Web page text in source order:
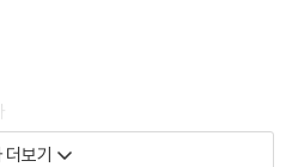
안긴다
더보기